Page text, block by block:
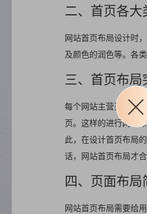
二、首页各大
网站首页布局设计时
及颜色的润色等。各
三、首页布局
每个网站主营范围是
页。这样的进行网站
此，在设计首页布局
话，网站首页布局才
四、页面布
网站首页布局需要给